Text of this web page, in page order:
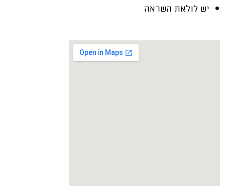
יש לולאת השראה